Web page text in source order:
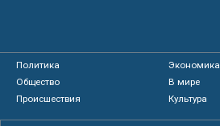
Политика
Экономика
Общество
В мире
Происшествия
Культура